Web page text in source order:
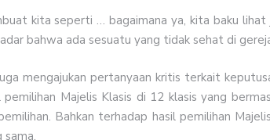
kita seperti … bagaimana ya, kita baku
bahwa ada sesuatu yang tidak sehat di
mengajukan pertanyaan kritis terkait
Majelis Klasis di 12 klasis yang
Bahkan terhadap hasil pemilihan